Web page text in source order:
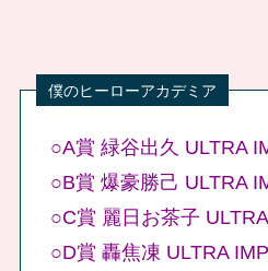
○A賞 緑谷出久 ULTRA
○B賞 爆豪勝己 ULTRA
○C賞 麗日お茶子
○D賞 轟焦凍 ULTRA